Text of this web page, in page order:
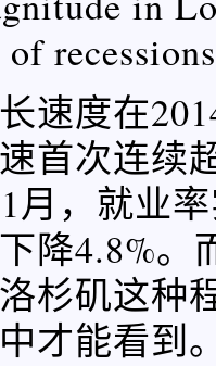
速度在
首次连续
月，就业
降4.8%。
杉矶这种
才能看到。